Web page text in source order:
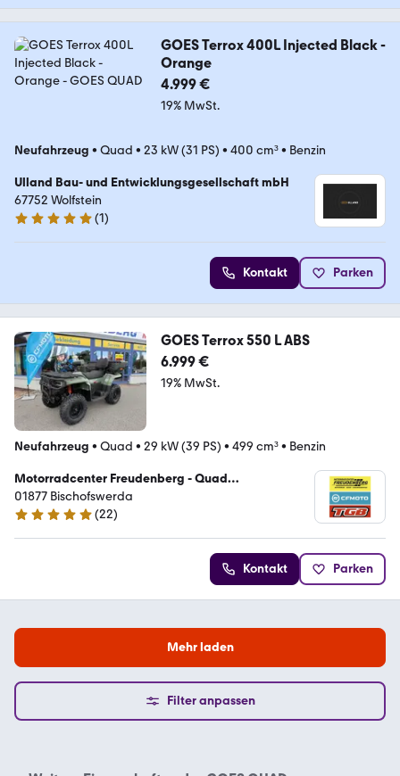
GOES Terrox 400L Injected Black -
Orange
4.999 €
19% MwSt.
Neufahrzeug • Quad • 23 kW (31 PS) • 400 cm³• Benzin
Ulland Bau- und Entwicklungsgesellschaft mbH
67752 Wolfstein
5 Sterne
(1)
Kontakt Parken
GOES Terrox 550 L ABS
6.999 €
19% MwSt.
Neufahrzeug • Quad • 29 kW (39 PS) • 499 cm³• Benzin
Motorradcenter Freudenberg - Quad
Vertragshändler
01877 Bischofswerda
5 Sterne
(22)
Kontakt Parken
Mehr laden
Filter anpassen